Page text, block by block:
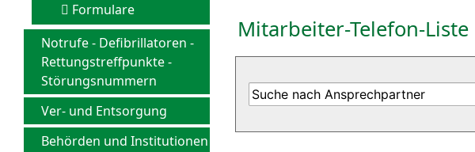
Formulare
Notrufe - Defibrillatoren -
Rettungstreffpunkte -
Störungsnummern
Ver- und Entsorgung
Behörden und Institutionen
Mitarbeiter-Telefon-Liste